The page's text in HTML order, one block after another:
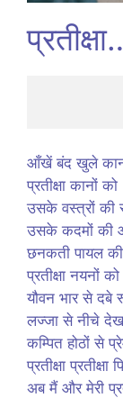
आँखें बंद खुले कान
प्रतीक्षा कानों को
उसके वस्त्रों की
उसके कदमों की
छनकती पायल
प्रतीक्षा नयनों को
यौवन भार से दबे
लज्जा से नीचे
कम्पित होठों से
प्रतीक्षा प्रतीक्षा
अब मैं और मेरी